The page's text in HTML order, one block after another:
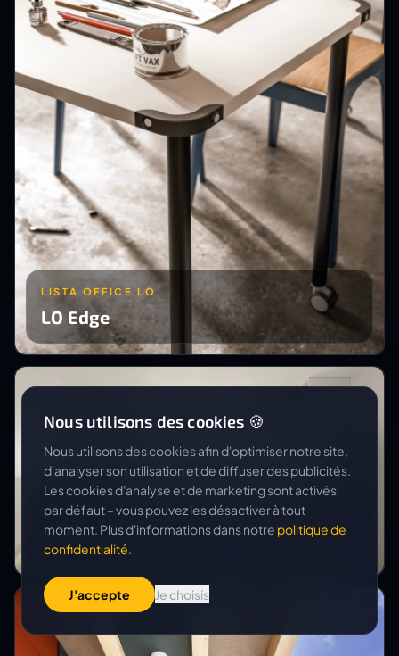
LISTA OFFICE LO
LO Edge
CREO GROUP GMBH
Neubau MFH
Nous utilisons des cookies 🍪
Nous utilisons des cookies afin d'optimiser notre site,
d'analyser son utilisation et de diffuser des publicités.
Les cookies d'analyse et de marketing sont activés
par défaut – vous pouvez les désactiver à tout
moment. Plus d'informations dans notre politique de
confidentialité.
J'accepte Je choisis